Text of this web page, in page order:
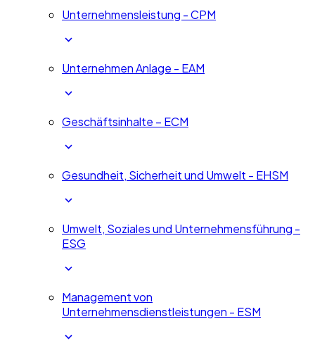
Unternehmensleistung - CPM
Unternehmen Anlage - EAM
Geschäftsinhalte – ECM
Gesundheit, Sicherheit und Umwelt - EHSM
Umwelt, Soziales und Unternehmensführung -
ESG
Management von
Unternehmensdienstleistungen - ESM